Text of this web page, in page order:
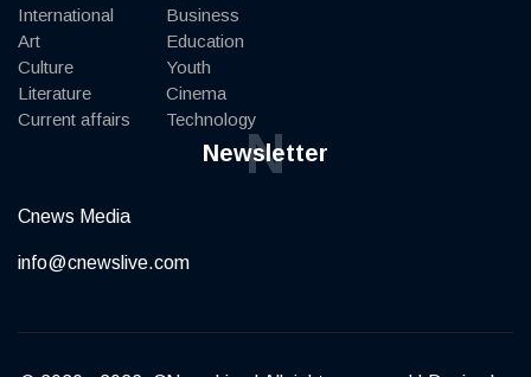
International
Art
Culture
Literature
Current affairs
Business
Education
Youth
Cinema
Technology
Newsletter
N
Cnews Media
info@cnewslive.com